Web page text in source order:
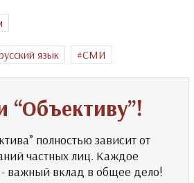
язык СМИ
“Объективу”!
полностью зависит от
частных лиц. Каждое
важный вклад в общее дело!